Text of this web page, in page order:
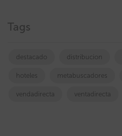
Tags
destacado distribucion
hoteles metabuscadores
vendadirecta ventadirecta